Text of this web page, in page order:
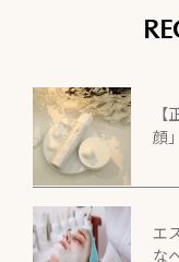
顔
エ
な